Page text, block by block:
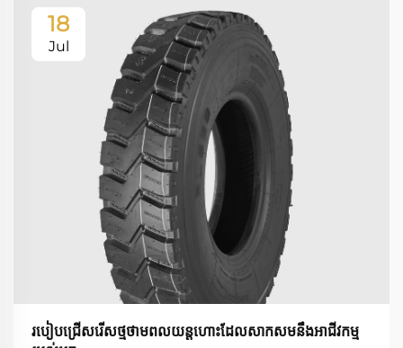
18
Jul
របៀបជ្រើសរើសថ្មថាមពលយន្តហោះដែលសាកសមនឹងអាជីវកម្ម